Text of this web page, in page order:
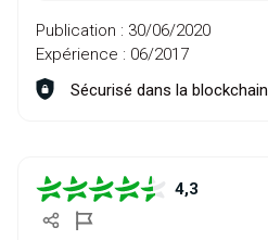
Publication : 30/06/2020
Expérience : 06/2017
Sécurisé dans la blockchain
4,3